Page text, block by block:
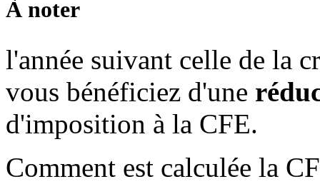
À noter
l'année suivant celle de la
vous bénéficiez d'une
d'imposition à la CFE.
Comment est calculée la